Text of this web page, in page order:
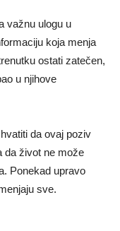
važnu ulogu u
koja menja
ostati zatečen,
u njihove
da ovaj poziv
da život ne može
Ponekad upravo
sve.